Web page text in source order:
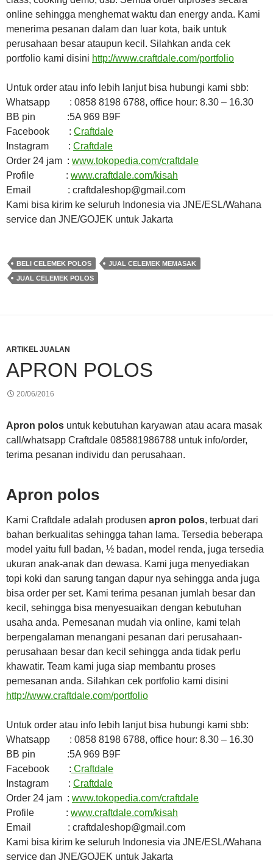
online sehingga menghemat waktu dan energy anda. Kami
menerima pesanan dalam dan luar kota, baik untuk
perusahaan besar ataupun kecil. Silahkan anda cek
portfolio kami disini http://www.craftdale.com/portfolio
Untuk order atau info lebih lanjut bisa hubungi kami sbb:
Whatsapp : 0858 8198 6788, office hour: 8.30 – 16.30
BB pin :5A 969 B9F
Facebook : Craftdale
Instagram : Craftdale
Order 24 jam : www.tokopedia.com/craftdale
Profile : www.craftdale.com/kisah
Email : craftdaleshop@gmail.com
Kami bisa kirim ke seluruh Indonesia via JNE/ESL/Wahana
service dan JNE/GOJEK untuk Jakarta
BELI CELEMEK POLOS
JUAL CELEMEK MEMASAK
JUAL CELEMEK POLOS
ARTIKEL JUALAN
APRON POLOS
20/06/2016
Apron polos untuk kebutuhan karyawan atau acara masak
call/whatsapp Craftdale 085881986788 untuk info/order,
terima pesanan individu dan perusahaan.
Apron polos
Kami Craftdale adalah produsen apron polos, terbuat dari
bahan berkualitas sehingga tahan lama. Tersedia beberapa
model yaitu full badan, ½ badan, model renda, juga tersedia
ukuran anak-anak dan dewasa. Kami juga menyediakan
topi koki dan sarung tangan dapur nya sehingga anda juga
bisa order per set. Kami terima pesanan jumlah besar dan
kecil, sehingga bisa menyesuaikan dengan kebutuhan
usaha anda. Pemesanan mudah via online, kami telah
berpengalaman menangani pesanan dari perusahaan-
perusahaan besar dan kecil sehingga anda tidak perlu
khawatir. Team kami juga siap membantu proses
pemesanan anda. Silahkan cek portfolio kami disini
http://www.craftdale.com/portfolio
Untuk order atau info lebih lanjut bisa hubungi kami sbb:
Whatsapp : 0858 8198 6788, office hour: 8.30 – 16.30
BB pin :5A 969 B9F
Facebook : Craftdale
Instagram : Craftdale
Order 24 jam : www.tokopedia.com/craftdale
Profile : www.craftdale.com/kisah
Email : craftdaleshop@gmail.com
Kami bisa kirim ke seluruh Indonesia via JNE/ESL/Wahana
service dan JNE/GOJEK untuk Jakarta